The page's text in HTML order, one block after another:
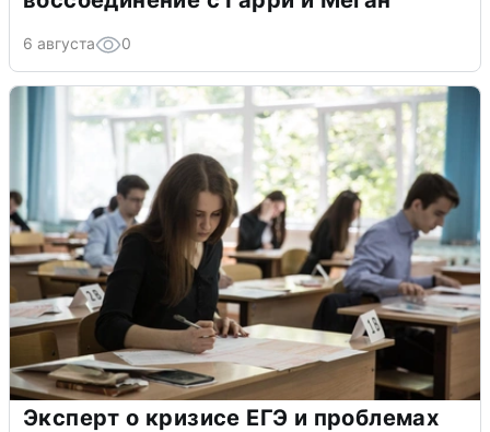
6 августа 0
Эксперт о кризисе ЕГЭ и проблемах